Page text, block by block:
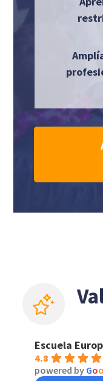
Escuela
4.8
powered by Goo